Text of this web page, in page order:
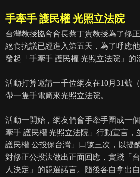
手牽手 護民權 光照立法院
台灣教授協會會長蔡丁貴教授為了修
絕食抗議已經進入第五天，為了呼應
發起「手牽手 護民權 光照立法院」的
活動打算邀請一千位網友在10月31號
帶一隻手電筒來光照立法院。
活動一開始，網友們會手牽手圍成一
牽手 護民權 光照立法院」行動宣言，
護民權 公投保台灣」口號三次，以提
對修正公投法做出正面回應，實踐「
人決定」的競選諾言。隨後各自拿出